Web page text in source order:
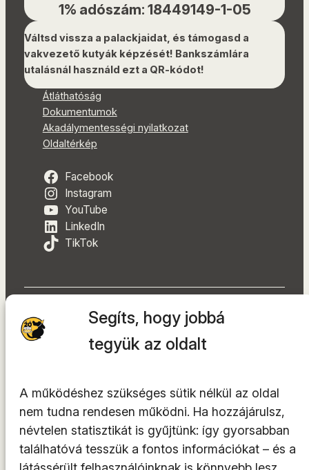
Segíts, hogy jobbá
tegyük az oldalt
A működéshez szükséges sütik nélkül az oldal
nem tudna rendesen működni. Ha hozzájárulsz,
névtelen statisztikát is gyűjtünk: így gyorsabban
találhatóvá tesszük a fontos információkat – és a
1% adószám: 18449149-1-05
Váltsd vissza a palackjaidat, és támogasd a
vakvezető kutyák képzését! Bankszámlára
utalásnál használd ezt a QR-kódot!
Átláthatóság
Dokumentumok
Akadálymentességi nyilatkozat
Oldaltérkép
Facebook
Instagram
YouTube
LinkedIn
TikTok
A tárhelyszolgáltató azINTEGRITY Kft.